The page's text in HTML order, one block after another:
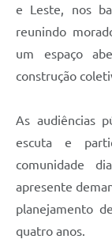
e Leste, nos
reunindo
um espaço
construção
As audiências
escuta e
comunidade
apresente
planejamento
quatro anos.